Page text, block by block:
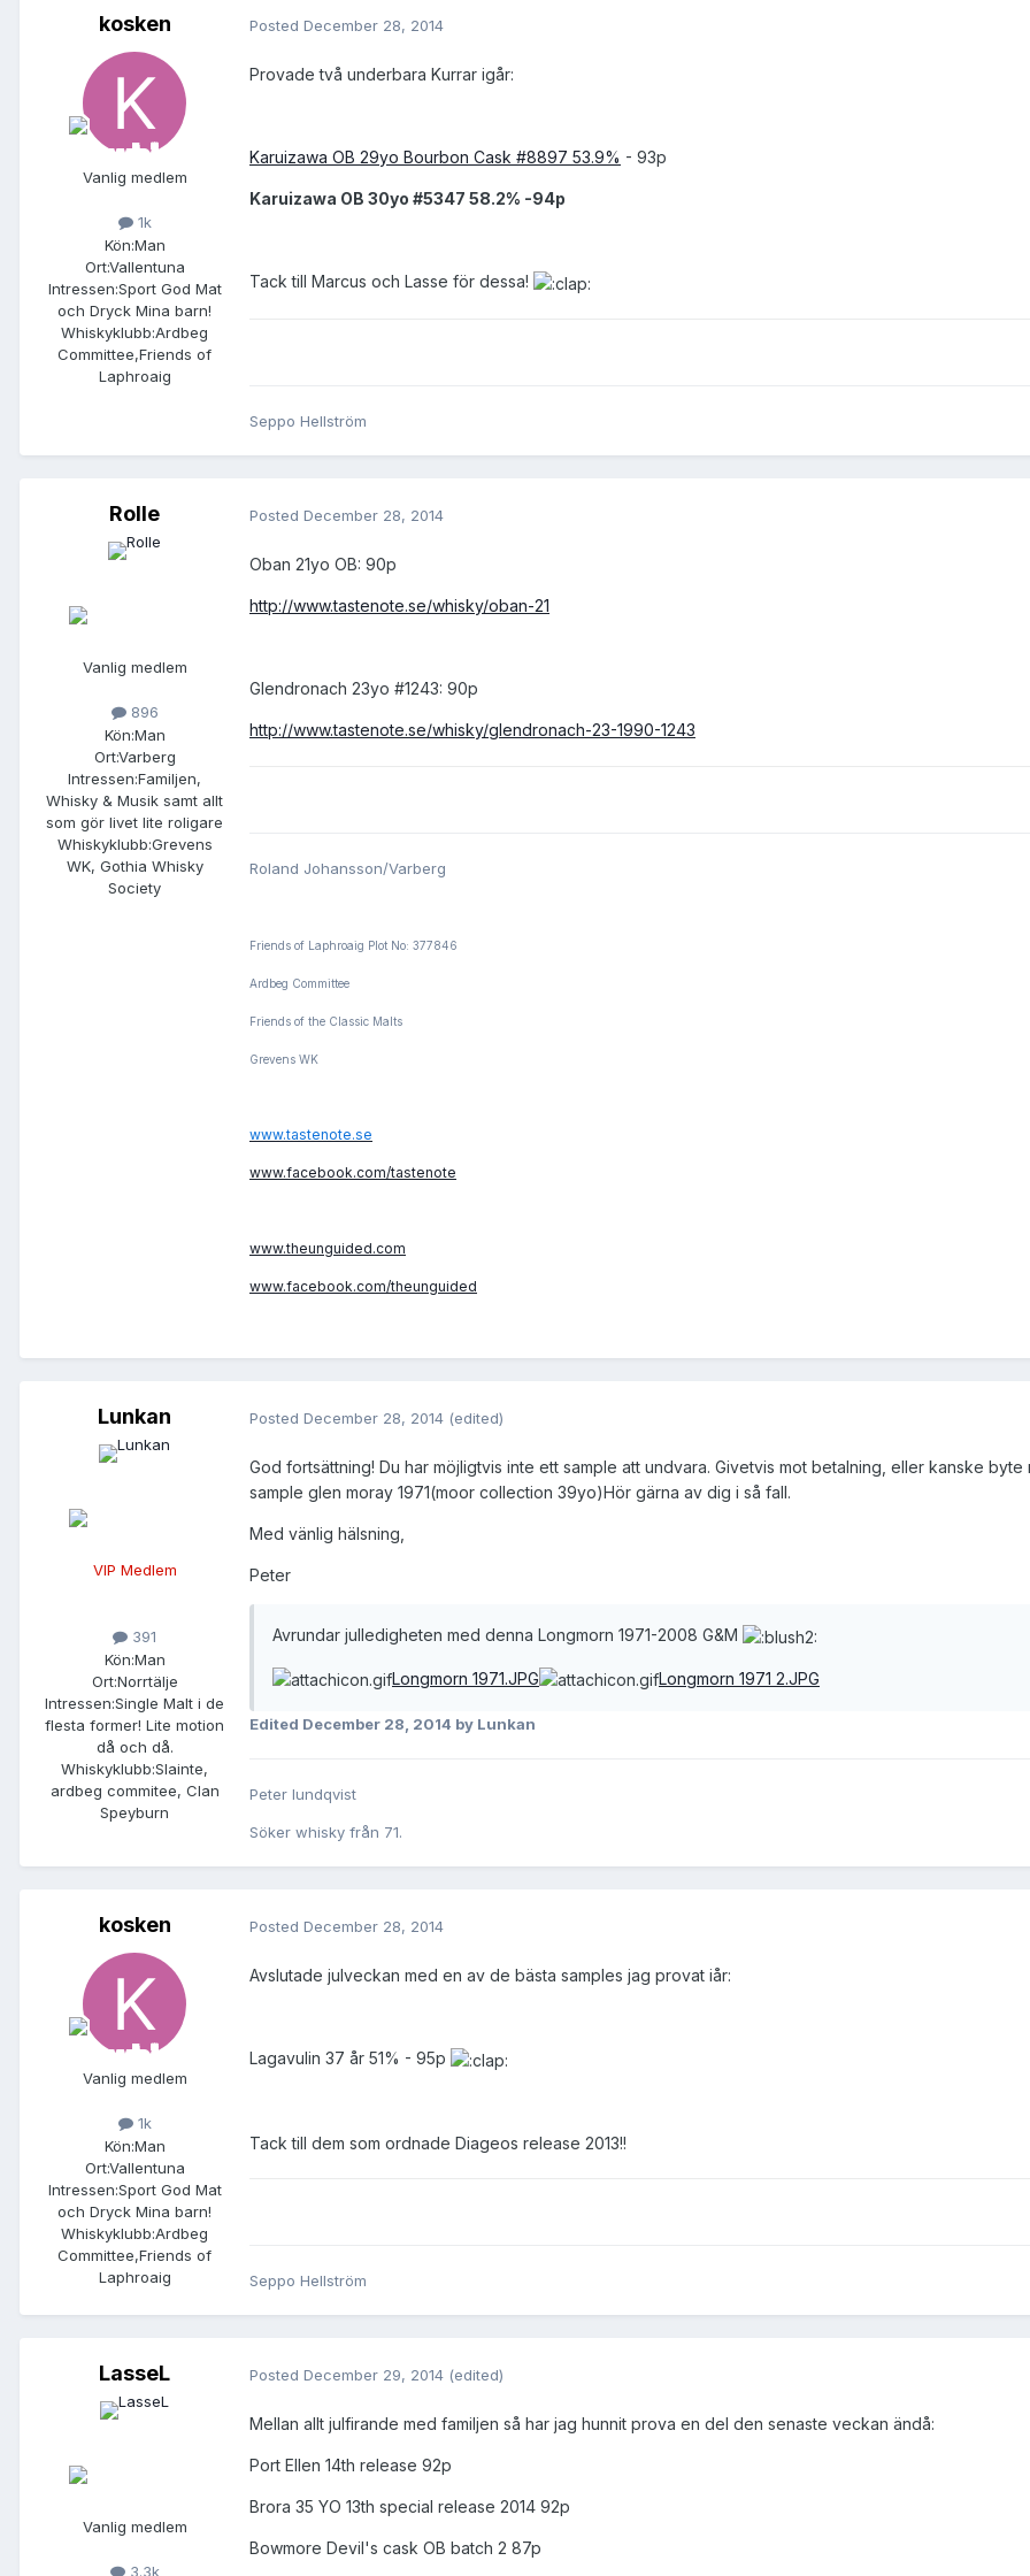
kosken
Vanlig medlem
1k
Kön:Man
Ort:Vallentuna
Intressen:Sport God Mat
och Dryck Mina barn!
Whiskyklubb:Ardbeg
Committee,Friends of
Laphroaig
Posted December 28, 2014
Provade två underbara Kurrar igår:
Karuizawa OB 29yo Bourbon Cask #8897 53.9% - 93p
Karuizawa OB 30yo #5347 58.2% -94p
Tack till Marcus och Lasse för dessa!
Seppo Hellström
Rolle
Vanlig medlem
896
Kön:Man
Ort:Varberg
Intressen:Familjen,
Whisky & Musik samt allt
som gör livet lite roligare
Whiskyklubb:Grevens
WK, Gothia Whisky
Society
Posted December 28, 2014
Oban 21yo OB: 90p
http://www.tastenote.se/whisky/oban-21
Glendronach 23yo #1243: 90p
http://www.tastenote.se/whisky/glendronach-23-1990-1243
Roland Johansson/Varberg
Friends of Laphroaig Plot No: 377846
Ardbeg Committee
Friends of the Classic Malts
Grevens WK
www.tastenote.se
www.facebook.com/tastenote
www.theunguided.com
www.facebook.com/theunguided
Lunkan
VIP Medlem
391
Kön:Man
Ort:Norrtälje
Intressen:Single Malt i de
flesta former! Lite motion
då och då.
Whiskyklubb:Slainte,
ardbeg commitee, Clan
Speyburn
Posted December 28, 2014 (edited)
God fortsättning! Du har möjligtvis inte ett sample att undvara. Givetvis mot betalning, eller kanske byte
sample glen moray 1971(moor collection 39yo)Hör gärna av dig i så fall.
Med vänlig hälsning,
Peter
Avrundar julledigheten med denna Longmorn 1971-2008 G&M
Longmorn 1971.JPG Longmorn 1971 2.JPG
Edited December 28, 2014 by Lunkan
Peter lundqvist
Söker whisky från 71.
kosken
Vanlig medlem
1k
Kön:Man
Ort:Vallentuna
Intressen:Sport God Mat
och Dryck Mina barn!
Whiskyklubb:Ardbeg
Committee,Friends of
Laphroaig
Posted December 28, 2014
Avslutade julveckan med en av de bästa samples jag provat iår:
Lagavulin 37 år 51% - 95p
Tack till dem som ordnade Diageos release 2013!!
Seppo Hellström
LasseL
Vanlig medlem
3.3k
Posted December 29, 2014 (edited)
Mellan allt julfirande med familjen så har jag hunnit prova en del den senaste veckan ändå:
Port Ellen 14th release 92p
Brora 35 YO 13th special release 2014 92p
Bowmore Devil's cask OB batch 2 87p